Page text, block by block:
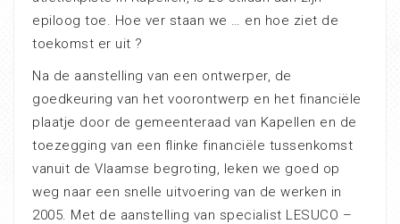
epiloog toe. Hoe ver staan we … en hoe ziet de
toekomst er uit ?
Na de aanstelling van een ontwerper, de
goedkeuring van het voorontwerp en het financiële
plaatje door de gemeenteraad van Kapellen en de
toezegging van een flinke financiële tussenkomst
vanuit de Vlaamse begroting, leken we goed op
weg naar een snelle uitvoering van de werken in
2005. Met de aanstelling van specialist LESUCO –